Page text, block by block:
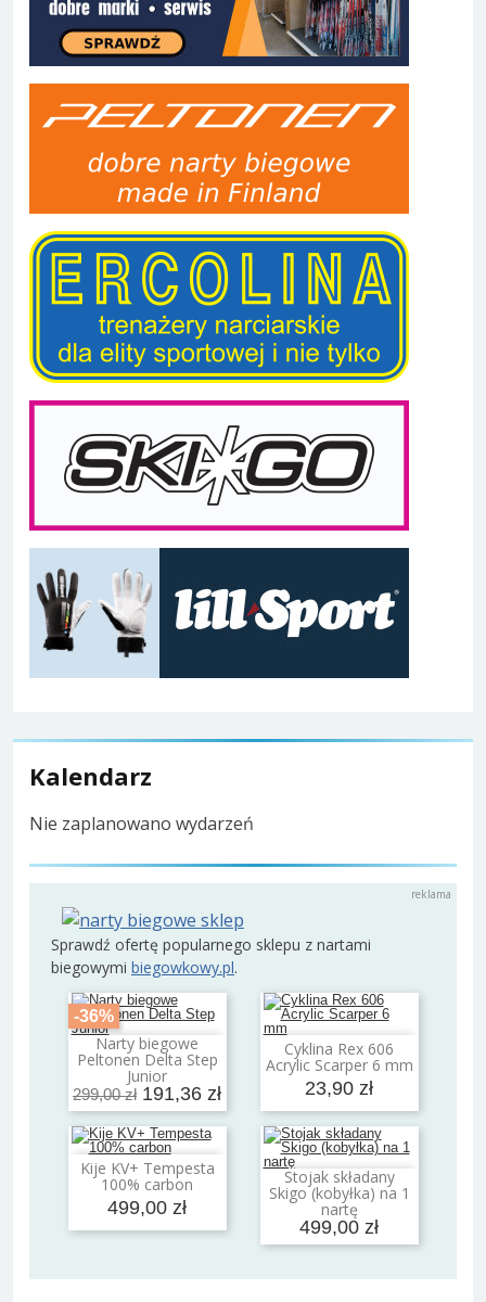
Kalendarz
Nie zaplanowano wydarzeń
Sprawdź ofertę popularnego sklepu z nartami
biegowymi biegowkowy.pl.
-36%
Narty biegowe
Peltonen Delta Step
Junior
299,00 zł 191,36 zł
Dodaj do koszyka Cyklina Rex 606
Acrylic Scarper 6 mm
23,90 zł
Dodaj do koszyka
Kije KV+ Tempesta
100% carbon
499,00 zł
Dodaj do koszyka Stojak składany
Skigo (kobyłka) na 1
nartę
499,00 zł
Dodaj do koszyka